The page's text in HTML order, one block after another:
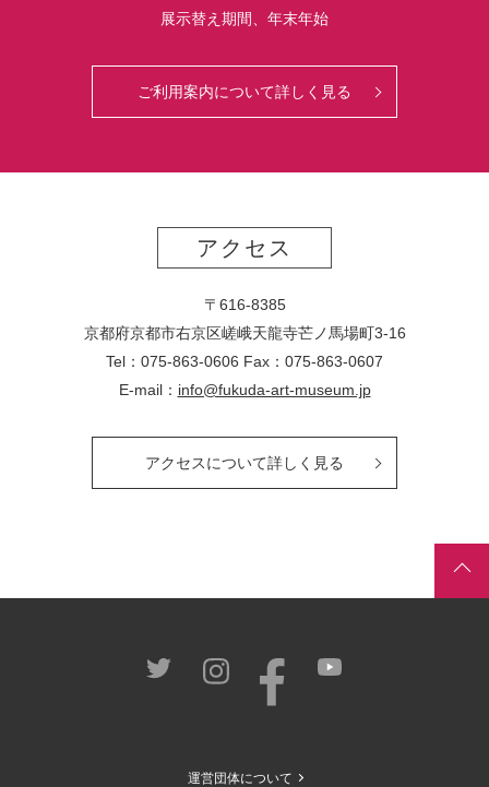
展示替え期間、年末年始
ご利用案内について詳しく見る
アクセス
〒616-8385
京都府京都市右京区嵯峨天龍寺芒ノ馬場町3-16
Tel：075-863-0606 Fax：075-863-0607
E-mail： info@fukuda-art-museum.jp
アクセスについて詳しく見る
運営団体について